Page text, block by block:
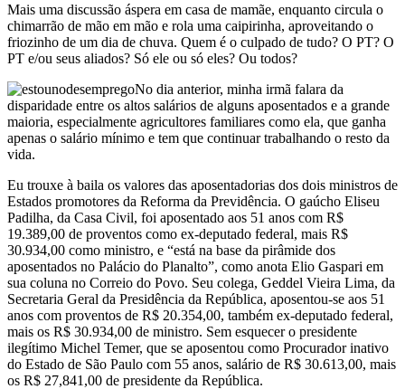
Mais uma discussão áspera em casa de mamãe, enquanto circula o
chimarrão de mão em mão e rola uma caipirinha, aproveitando o
friozinho de um dia de chuva. Quem é o culpado de tudo? O PT? O
PT e/ou seus aliados? Só ele ou só eles? Ou todos?
No dia anterior, minha irmã falara da
disparidade entre os altos salários de alguns aposentados e a grande
maioria, especialmente agricultores familiares como ela, que ganha
apenas o salário mínimo e tem que continuar trabalhando o resto da
vida.
Eu trouxe à baila os valores das aposentadorias dos dois ministros de
Estados promotores da Reforma da Previdência. O gaúcho Eliseu
Padilha, da Casa Civil, foi aposentado aos 51 anos com R$
19.389,00 de proventos como ex-deputado federal, mais R$
30.934,00 como ministro, e “está na base da pirâmide dos
aposentados no Palácio do Planalto”, como anota Elio Gaspari em
sua coluna no Correio do Povo. Seu colega, Geddel Vieira Lima, da
Secretaria Geral da Presidência da República, aposentou-se aos 51
anos com proventos de R$ 20.354,00, também ex-deputado federal,
mais os R$ 30.934,00 de ministro. Sem esquecer o presidente
ilegítimo Michel Temer, que se aposentou como Procurador inativo
do Estado de São Paulo com 55 anos, salário de R$ 30.613,00, mais
os R$ 27,841,00 de presidente da República.